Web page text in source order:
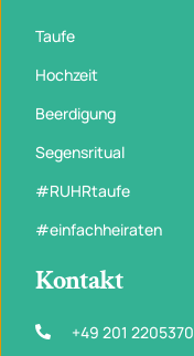
Taufe
Hochzeit
Beerdigung
Segensritual
#RUHRtaufe
#einfachheiraten
Kontakt
+49 201 2205370